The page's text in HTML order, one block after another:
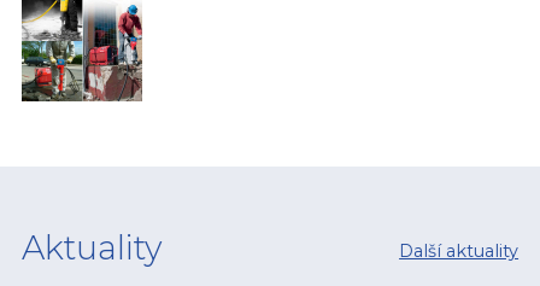
Další aktuality
Aktuality